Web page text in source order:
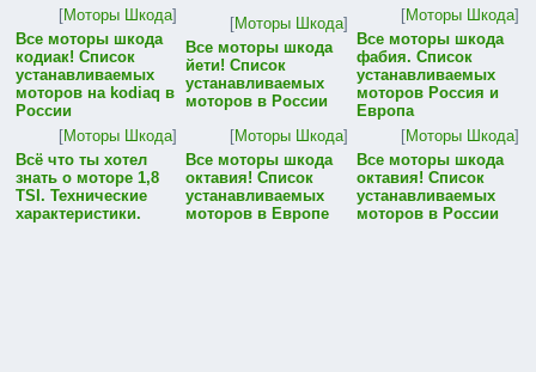
[Моторы Шкода]
Все моторы шкода
кодиак! Список
устанавливаемых
моторов на kodiaq в
России
[Моторы Шкода]
Все моторы шкода
йети! Список
устанавливаемых
моторов в России
[Моторы Шкода]
Все моторы шкода
фабия. Список
устанавливаемых
моторов Россия и
Европа
[Моторы Шкода]
Всё что ты хотел
знать о моторе 1,8
TSI. Технические
характеристики.
[Моторы Шкода]
Все моторы шкода
октавия! Список
устанавливаемых
моторов в Европе
[Моторы Шкода]
Все моторы шкода
октавия! Список
устанавливаемых
моторов в России